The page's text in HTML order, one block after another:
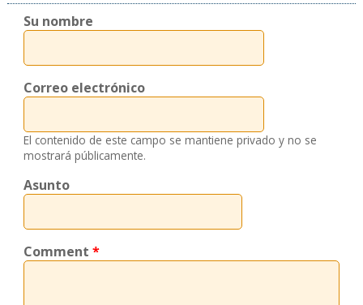
Su nombre
Correo electrónico
El contenido de este campo se mantiene privado y no se
mostrará públicamente.
Asunto
Comment *